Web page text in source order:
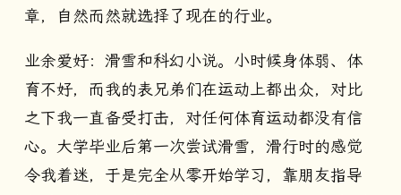
章，自然而然就选择了现在的行业。
业余爱好：滑雪和科幻小说。小时候身体弱、体
育不好，而我的表兄弟们在运动上都出众，对比
之下我一直备受打击，对任何体育运动都没有信
心。大学毕业后第一次尝试滑雪，滑行时的感觉
令我着迷，于是完全从零开始学习，靠朋友指导